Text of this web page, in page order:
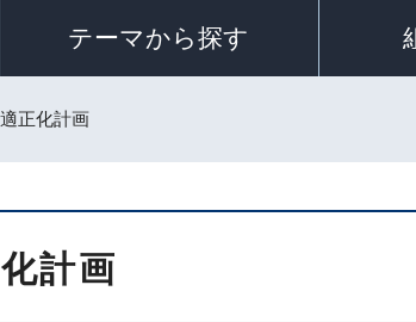
テーマから探す
正化計画
計画